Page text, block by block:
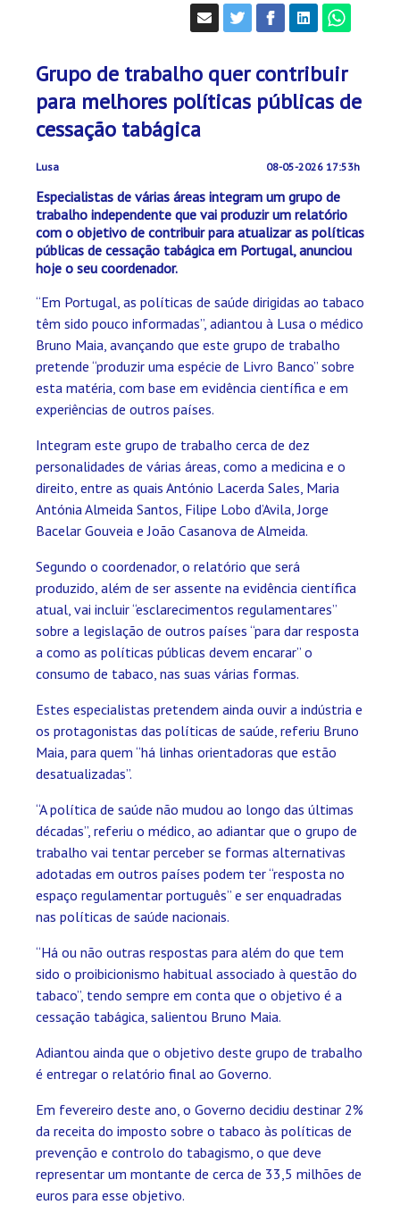
Grupo de trabalho quer contribuir
para melhores políticas públicas de
cessação tabágica
Lusa 08-05-2026 17:53h
Especialistas de várias áreas integram um grupo de
trabalho independente que vai produzir um relatório
com o objetivo de contribuir para atualizar as políticas
públicas de cessação tabágica em Portugal, anunciou
hoje o seu coordenador.
“Em Portugal, as políticas de saúde dirigidas ao tabaco
têm sido pouco informadas”, adiantou à Lusa o médico
Bruno Maia, avançando que este grupo de trabalho
pretende “produzir uma espécie de Livro Banco” sobre
esta matéria, com base em evidência científica e em
experiências de outros países.
Integram este grupo de trabalho cerca de dez
personalidades de várias áreas, como a medicina e o
direito, entre as quais António Lacerda Sales, Maria
Antónia Almeida Santos, Filipe Lobo d’Avila, Jorge
Bacelar Gouveia e João Casanova de Almeida.
Segundo o coordenador, o relatório que será
produzido, além de ser assente na evidência científica
atual, vai incluir “esclarecimentos regulamentares”
sobre a legislação de outros países “para dar resposta
a como as políticas públicas devem encarar” o
consumo de tabaco, nas suas várias formas.
Estes especialistas pretendem ainda ouvir a indústria e
os protagonistas das políticas de saúde, referiu Bruno
Maia, para quem “há linhas orientadoras que estão
desatualizadas”.
“A política de saúde não mudou ao longo das últimas
décadas”, referiu o médico, ao adiantar que o grupo de
trabalho vai tentar perceber se formas alternativas
adotadas em outros países podem ter “resposta no
espaço regulamentar português” e ser enquadradas
nas políticas de saúde nacionais.
“Há ou não outras respostas para além do que tem
sido o proibicionismo habitual associado à questão do
tabaco”, tendo sempre em conta que o objetivo é a
cessação tabágica, salientou Bruno Maia.
Adiantou ainda que o objetivo deste grupo de trabalho
é entregar o relatório final ao Governo.
Em fevereiro deste ano, o Governo decidiu destinar 2%
da receita do imposto sobre o tabaco às políticas de
prevenção e controlo do tabagismo, o que deve
representar um montante de cerca de 33,5 milhões de
euros para esse objetivo.